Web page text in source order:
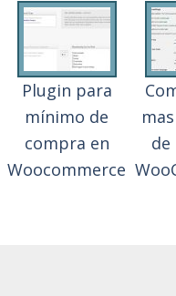
Plugin para
mínimo de
compra en
Woocommerce
de